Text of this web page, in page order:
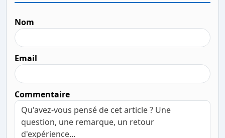
Nom
Email
Commentaire